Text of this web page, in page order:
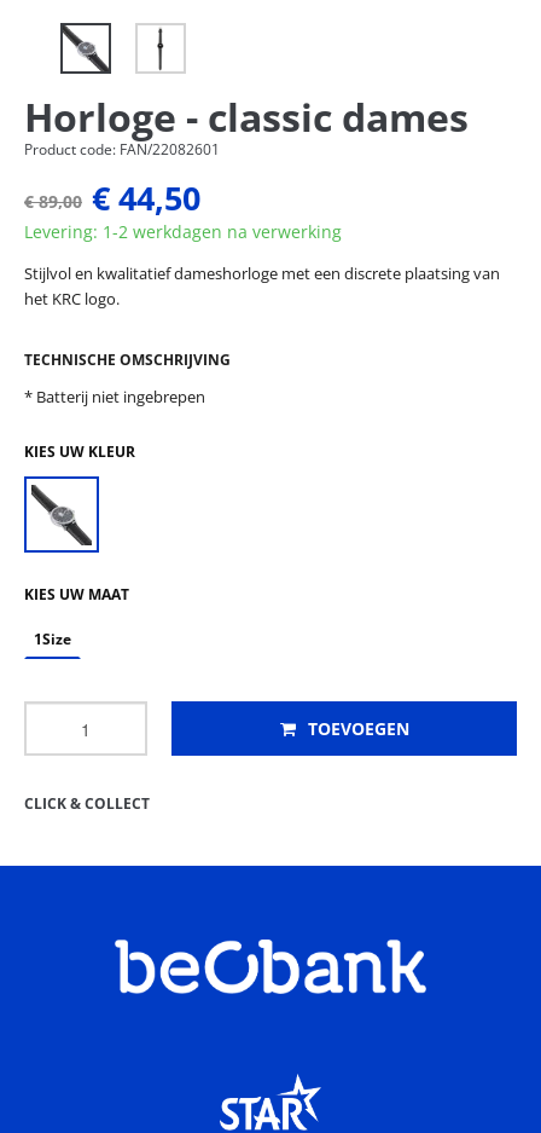
Horloge - classic dames
Product code: FAN/22082601
€ 89,00 € 44,50
Levering: 1-2 werkdagen na verwerking
Stijlvol en kwalitatief dameshorloge met een discrete plaatsing van
het KRC logo.
TECHNISCHE OMSCHRIJVING
* Batterij niet ingebrepen
KIES UW KLEUR
KIES UW MAAT
1Size
TOEVOEGEN
CLICK & COLLECT